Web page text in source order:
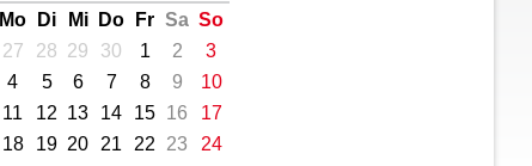
Mo
Di Mi Do Fr Sa So
27
28 29 30 1 2
3
4
5 6 7 8 9
10
11
12 13 14 15 16
17
18
19 20 21 22 23
24